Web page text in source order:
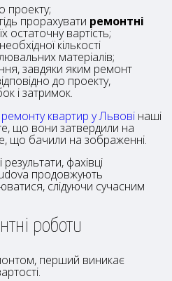
проекту;
прорахувати ремонтні
їх остаточну вартість;
кількості
матеріалів;
завдяки яким ремонт
до проекту,
і затримок.
ремонту квартир у Львові наші
що вони затвердили на
що бачили на зображенні.
фахівці
продовжують
слідуючи сучасним
роботи
перший виникає